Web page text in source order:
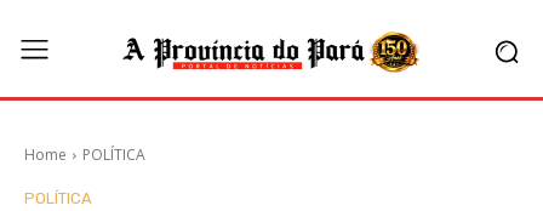
Home POLÍTICA
POLÍTICA